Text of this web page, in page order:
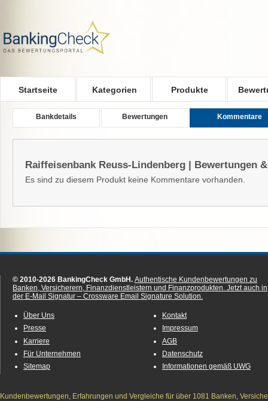
Startseite Kategorien Produkte
Bankdetails Bewertungen Kommentare
Raiffeisenbank Reuss-Lindenberg | Bewertungen
Es sind zu diesem Produkt keine Kommentare vorhanden.
© 2010-2026 BankingCheck GmbH. Authentische Kundenbewertungen zu
Banken, Versicherern, Finanzdienstleistern und Finanzprodukten. Jetzt auch in
der E-Mail Signatur – Crossware Email Signature Solution.
Über Uns
Presse
Karriere
Für Unternehmen
Sitemap
Kontakt
Impressum
AGB
Datenschutz
Informationen gemäß UWG
Kundenbewertungen, Erfahrungen und Vergleiche für über 1081 Banken,